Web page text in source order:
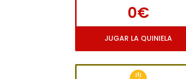
0€
JUGAR LA QUINIELA